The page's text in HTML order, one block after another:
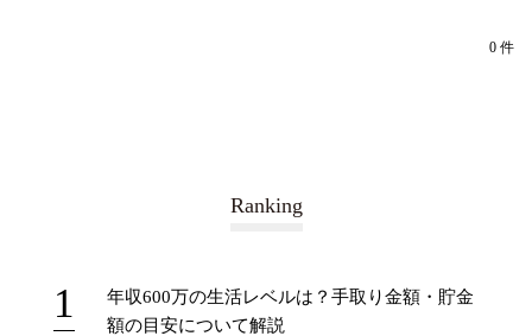
0 件
Ranking
年収600万の生活レベルは？手取り金額・貯金
額の目安について解説